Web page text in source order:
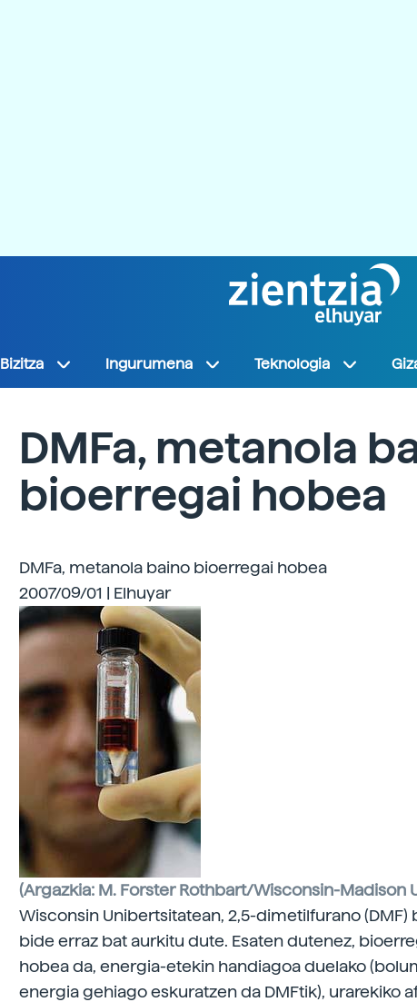
Bizitza Ingurumena Teknologia
DMFa, metanola
bioerregai hobea
DMFa, metanola baino bioerregai hobea
2007/09/01 | Elhuyar
(Argazkia: M. Forster Rothbart/Wisconsin-Madison
Wisconsin Unibertsitatean, 2,5-dimetilfurano
bide erraz bat aurkitu dute. Esaten dutenez,
hobea da, energia-etekin handiagoa duelako
energia gehiago eskuratzen da DMFtik), urarekiko